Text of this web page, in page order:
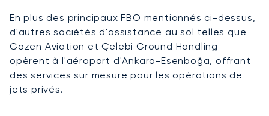
En plus des principaux FBO mentionnés ci-dessus,
d'autres sociétés d'assistance au sol telles que
Gözen Aviation et Çelebi Ground Handling
opèrent à l'aéroport d'Ankara-Esenboğa, offrant
des services sur mesure pour les opérations de
jets privés.